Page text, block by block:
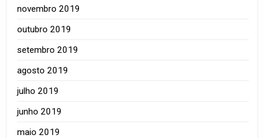
novembro 2019
outubro 2019
setembro 2019
agosto 2019
julho 2019
junho 2019
maio 2019